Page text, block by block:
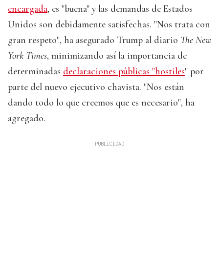
encargada, es "buena" y las demandas de Estados
Unidos son debidamente satisfechas. "Nos trata con
gran respeto", ha asegurado Trump al diario The New
York Times, minimizando así la importancia de
determinadas declaraciones públicas "hostiles" por
parte del nuevo ejecutivo chavista. "Nos están
dando todo lo que creemos que es necesario", ha
agregado.